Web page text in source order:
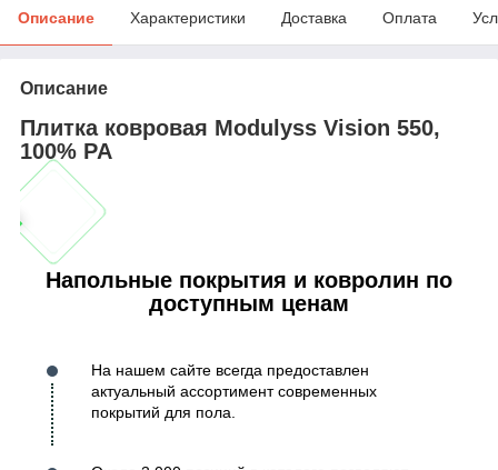
Описание Характеристики Доставка Оплата
Описание
Плитка ковровая Modulyss Vision 550,
100% PA
Напольные покрытия и ковролин по
доступным ценам
На нашем сайте всегда предоставлен
актуальный ассортимент современных
покрытий для пола.